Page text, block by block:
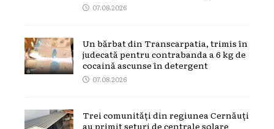
07.08.2026
Un bărbat din Transcarpatia, trimis în
judecată pentru contrabanda a 6 kg de
cocaină ascunse în detergent
07.08.2026
Trei comunități din regiunea Cernăuți
au primit seturi de centrale solare